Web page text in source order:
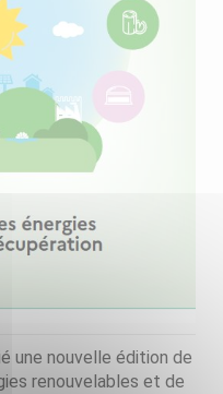
une nouvelle édition de
renouvelables et de